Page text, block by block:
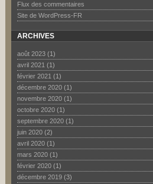
Flux des commentaires
Site de WordPress-FR
ARCHIVES
août 2023 (1)
avril 2021 (1)
février 2021 (1)
décembre 2020 (1)
novembre 2020 (1)
octobre 2020 (1)
septembre 2020 (1)
juin 2020 (2)
avril 2020 (1)
mars 2020 (1)
février 2020 (1)
décembre 2019 (3)